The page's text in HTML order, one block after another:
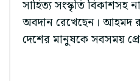
সাহিত্য সংস্কৃতি বিকাশসহ
অবদান রেখেছেন। আহমদ
দেশের মানুষকে সবসময়